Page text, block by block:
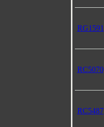
RG1591
RC5070
RC5487